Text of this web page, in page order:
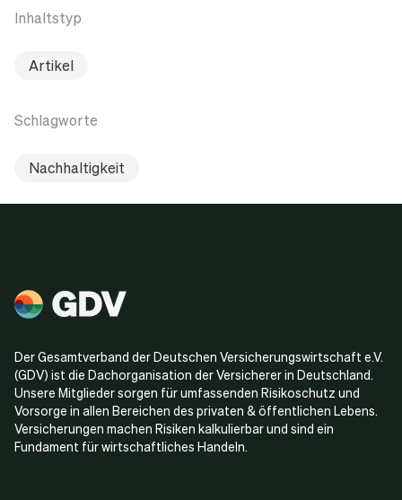
Inhaltstyp
Artikel
Schlagworte
Nachhaltigkeit
Der Gesamtverband der Deutschen Versicherungswirtschaft e.V.
(GDV) ist die Dachorganisation der Versicherer in Deutschland.
Unsere Mitglieder sorgen für umfassenden Risikoschutz und
Vorsorge in allen Bereichen des privaten & öffentlichen Lebens.
Versicherungen machen Risiken kalkulierbar und sind ein
Fundament für wirtschaftliches Handeln.